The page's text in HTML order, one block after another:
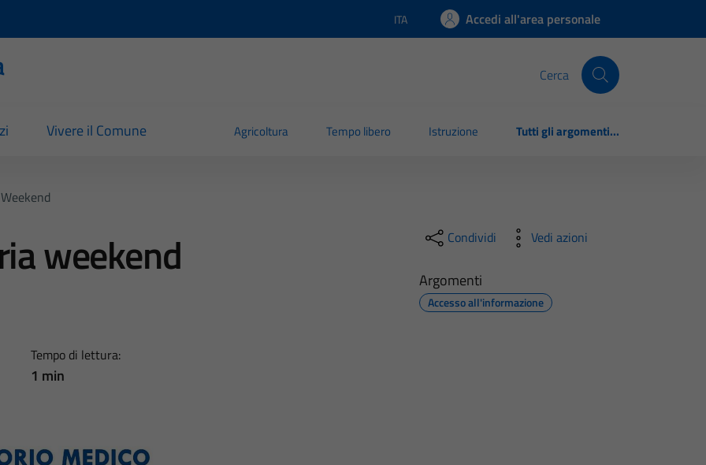
Lingua attiva:
ITA Accedi all'area personale
Cerca
Vivere il Comune Agricoltura Tempo libero Istruzione Tutti gli argomenti...
weekend
Tempo di lettura:
1 min
Condividi Vedi azioni
Argomenti
Accesso all'informazione